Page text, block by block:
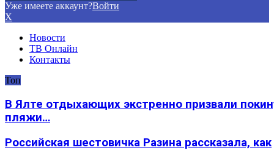
Уже имеете аккаунт?Войти
X
Новости
ТВ Онлайн
Контакты
Топ
В Ялте отдыхающих экстренно призвали
пляжи…
Российская шестовичка Разина рассказала, как